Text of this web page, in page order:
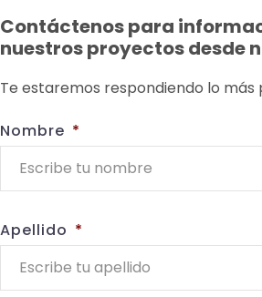
Contáctenos para
nuestros proyectos desde
Te estaremos respondiendo lo
Nombre *
Apellido *